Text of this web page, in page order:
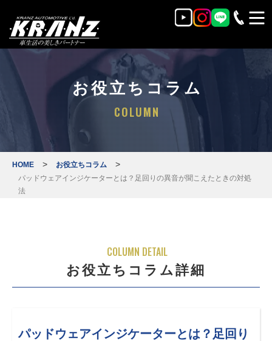
お役立ちコラム
COLUMN
HOME > お役立ちコラム >
パッドウェアインジケーターとは？足回りの異音が聞こえたときの対処
法
COLUMN DETAIL
お役立ちコラム詳細
パッドウェアインジケーターとは？足回り